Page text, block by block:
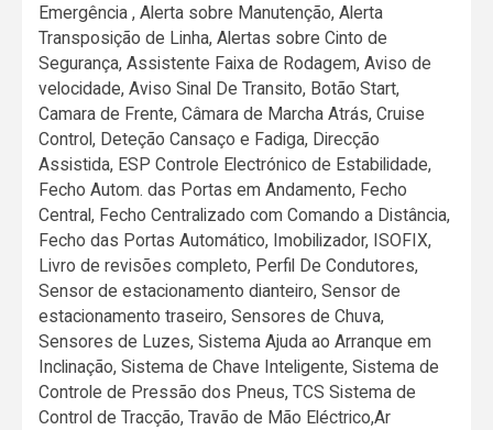
Emergência , Alerta sobre Manutenção, Alerta
Transposição de Linha, Alertas sobre Cinto de
Segurança, Assistente Faixa de Rodagem, Aviso de
velocidade, Aviso Sinal De Transito, Botão Start,
Camara de Frente, Câmara de Marcha Atrás, Cruise
Control, Deteção Cansaço e Fadiga, Direcção
Assistida, ESP Controle Electrónico de Estabilidade,
Fecho Autom. das Portas em Andamento, Fecho
Central, Fecho Centralizado com Comando a Distância,
Fecho das Portas Automático, Imobilizador, ISOFIX,
Livro de revisões completo, Perfil De Condutores,
Sensor de estacionamento dianteiro, Sensor de
estacionamento traseiro, Sensores de Chuva,
Sensores de Luzes, Sistema Ajuda ao Arranque em
Inclinação, Sistema de Chave Inteligente, Sistema de
Controle de Pressão dos Pneus, TCS Sistema de
Control de Tracção, Travão de Mão Eléctrico,Ar